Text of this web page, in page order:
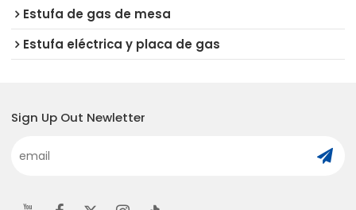
Estufa de gas de mesa
Estufa eléctrica y placa de gas
Sign Up Out Newletter